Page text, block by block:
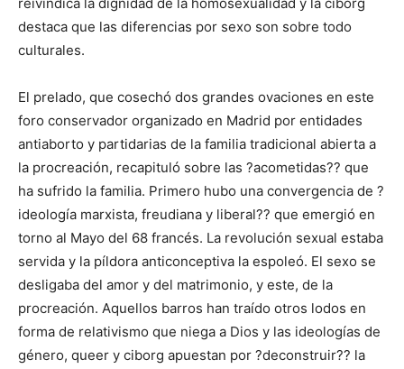
reivindica la dignidad de la homosexualidad y la ciborg
destaca que las diferencias por sexo son sobre todo
culturales.
El prelado, que cosechó dos grandes ovaciones en este
foro conservador organizado en Madrid por entidades
antiaborto y partidarias de la familia tradicional abierta a
la procreación, recapituló sobre las ?acometidas?? que
ha sufrido la familia. Primero hubo una convergencia de ?
ideología marxista, freudiana y liberal?? que emergió en
torno al Mayo del 68 francés. La revolución sexual estaba
servida y la píldora anticonceptiva la espoleó. El sexo se
desligaba del amor y del matrimonio, y este, de la
procreación. Aquellos barros han traído otros lodos en
forma de relativismo que niega a Dios y las ideologías de
género, queer y ciborg apuestan por ?deconstruir?? la